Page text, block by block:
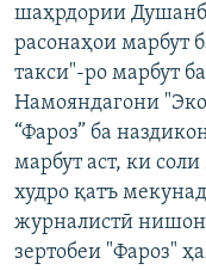
шаҳрдории
расонаҳои марбут
такси"-ро марбут
Намояндагони
“Фароз” ба
марбут аст, ки
худро қатъ
журналистӣ
зертобеи "Фароз"